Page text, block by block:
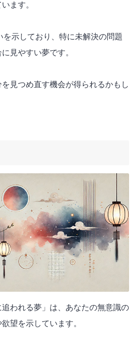
ます。
を示しており、特に未解決の問題
見やすい夢です。
見つめ直す機会が得られるかもし
追われる夢」は、あなたの無意識の
望を示しています。